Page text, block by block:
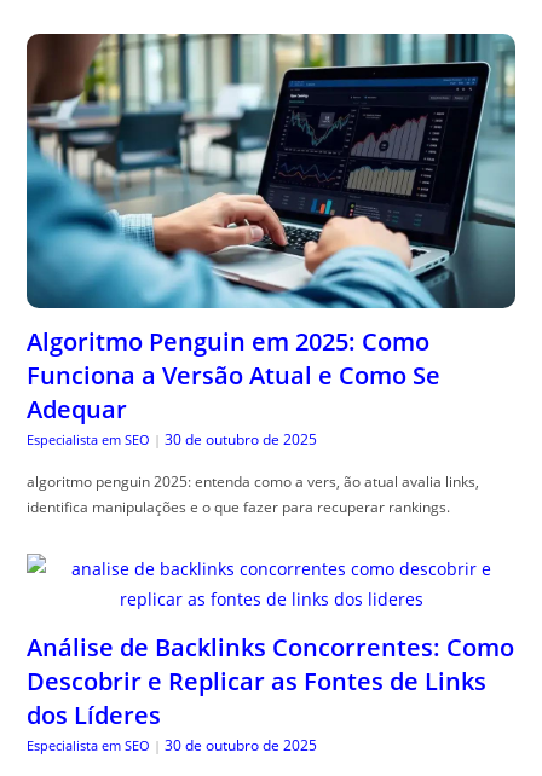
Algoritmo Penguin em 2025: Como
Funciona a Versão Atual e Como Se
Adequar
Especialista em SEO | 30 de outubro de 2025
algoritmo penguin 2025: entenda como a vers, ão atual avalia links,
identifica manipulações e o que fazer para recuperar rankings.
Análise de Backlinks Concorrentes: Como
Descobrir e Replicar as Fontes de Links
dos Líderes
Especialista em SEO | 30 de outubro de 2025